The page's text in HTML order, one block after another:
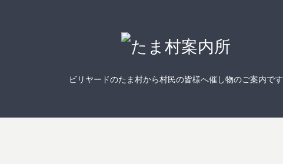
ビリヤードのたま村から村民の皆様へ催し物のご案内です